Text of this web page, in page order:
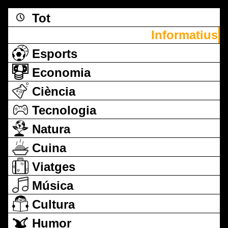
Tot
Informatius
Esports
Economia
Ciència
Tecnologia
Natura
Cuina
Viatges
Música
Cultura
Humor